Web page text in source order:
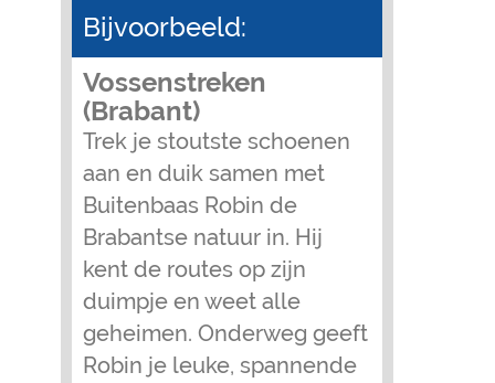
Bijvoorbeeld:
Vossenstreken
(Brabant)
Trek je stoutste schoenen
aan en duik samen met
Buitenbaas Robin de
Brabantse natuur in. Hij
kent de routes op zijn
duimpje en weet alle
geheimen. Onderweg geeft
Robin je leuke, spannende